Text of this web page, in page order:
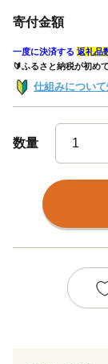
寄付金額
一度に決済する 返礼品
🔰ふるさと納税が初め
仕組みについて
数量